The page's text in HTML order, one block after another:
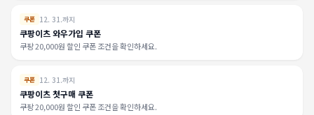
쿠폰 12. 31.까지
쿠팡이츠 와우가입 쿠폰
쿠팡 20,000원 할인 쿠폰 조건을 확인하세요.
쿠폰 12. 31.까지
쿠팡이츠 첫구매 쿠폰
쿠팡 20,000원 할인 쿠폰 조건을 확인하세요.